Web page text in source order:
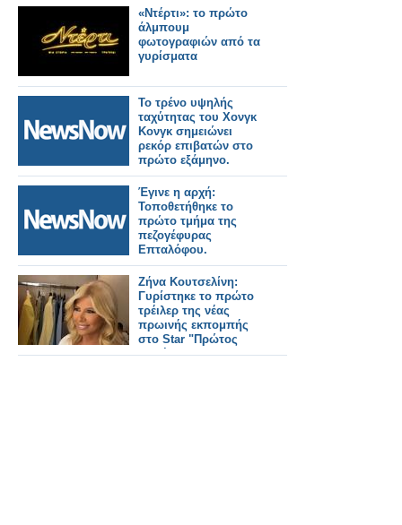
«Ντέρτι»: το πρώτο
άλμπουμ
φωτογραφιών από τα
γυρίσματα
Το τρένο υψηλής
ταχύτητας του Χονγκ
Κονγκ σημειώνει
ρεκόρ επιβατών στο
πρώτο εξάμηνο.
Έγινε η αρχή:
Τοποθετήθηκε το
πρώτο τμήμα της
πεζογέφυρας
Επταλόφου.
Ζήνα Κουτσελίνη:
Γυρίστηκε το πρώτο
τρέιλερ της νέας
πρωινής εκπομπής
στο Star "Πρώτος
Καφές"